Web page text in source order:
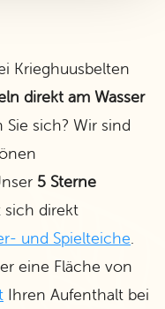
Krieghuusbelten
direkt am Wasser
sich? Wir sind
5 Sterne
sich direkt
und Spielteiche
eine Fläche von
Ihren Aufenthalt bei